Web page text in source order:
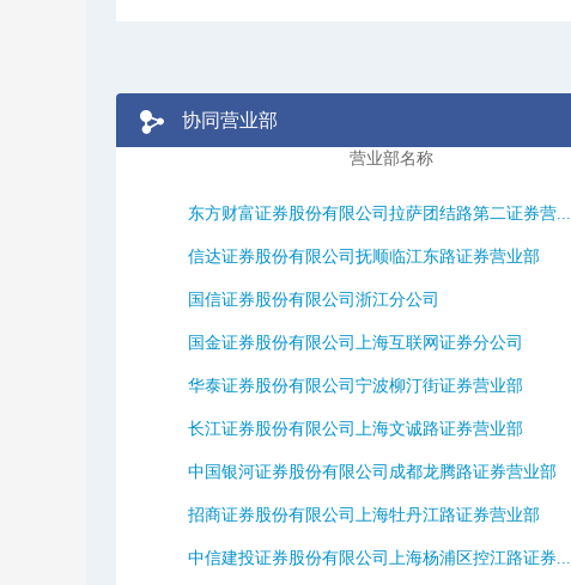
协同营业部
营业部名称
东方财富证券股份有限公司拉萨团结路第二证券营...
信达证券股份有限公司抚顺临江东路证券营业部
国信证券股份有限公司浙江分公司
国金证券股份有限公司上海互联网证券分公司
华泰证券股份有限公司宁波柳汀街证券营业部
长江证券股份有限公司上海文诚路证券营业部
中国银河证券股份有限公司成都龙腾路证券营业部
招商证券股份有限公司上海牡丹江路证券营业部
中信建投证券股份有限公司上海杨浦区控江路证券...